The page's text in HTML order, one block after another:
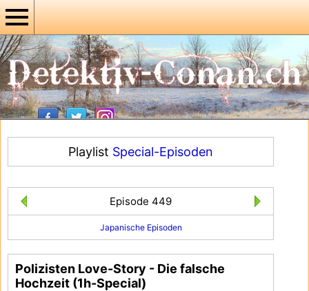
Playlist Special-Episoden
Episode 449
Japanische Episoden
Polizisten Love-Story - Die falsche
Hochzeit (1h-Special)